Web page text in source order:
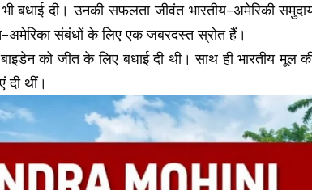
भी बधाई दी। उनकी सफलता जीवंत भारतीय-अमेरिकी
अमेरिका संबंधों के लिए एक जबरदस्त स्रोत हैं।
को जीत के लिए बधाई दी थी। साथ ही भारतीय मूल
दी थीं।